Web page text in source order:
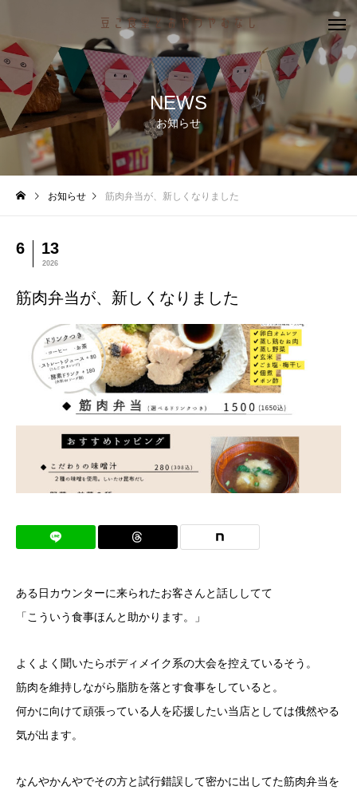
NEWS
お知らせ
お知らせ 筋肉弁当が、新しくなりました
6 13
2026
筋肉弁当が、新しくなりました
ある日カウンターに来られたお客さんと話ししてて
「こういう食事ほんと助かります。」
よくよく聞いたらボディメイク系の大会を控えているそう。
筋肉を維持しながら脂肪を落とす食事をしていると。
何かに向けて頑張っている人を応援したい当店としては俄然やる
気が出ます。
なんやかんやでその方と試行錯誤して密かに出してた筋肉弁当を